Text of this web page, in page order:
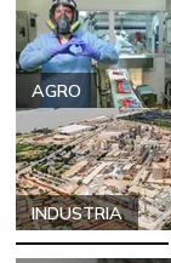
AGRO
INDUSTRIA